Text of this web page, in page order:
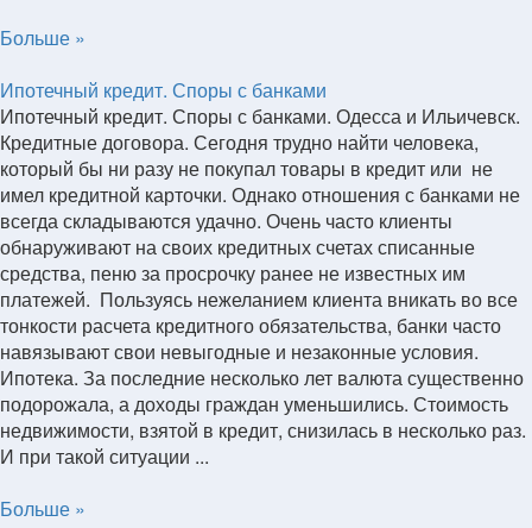
Больше »
Ипотечный кредит. Споры с банками
Ипотечный кредит. Споры с банками. Одесса и Ильичевск.
Кредитные договора. Сегодня трудно найти человека,
который бы ни разу не покупал товары в кредит или не
имел кредитной карточки. Однако отношения с банками не
всегда складываются удачно. Очень часто клиенты
обнаруживают на своих кредитных счетах списанные
средства, пеню за просрочку ранее не известных им
платежей. Пользуясь нежеланием клиента вникать во все
тонкости расчета кредитного обязательства, банки часто
навязывают свои невыгодные и незаконные условия.
Ипотека. За последние несколько лет валюта существенно
подорожала, а доходы граждан уменьшились. Стоимость
недвижимости, взятой в кредит, снизилась в несколько раз.
И при такой ситуации ...
Больше »